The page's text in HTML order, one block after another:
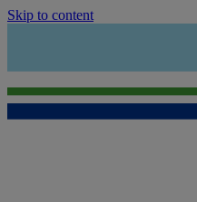
Skip to content